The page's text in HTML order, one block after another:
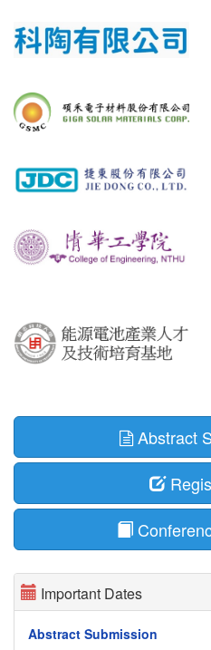
Abstract
Important Dates
Abstract Submission